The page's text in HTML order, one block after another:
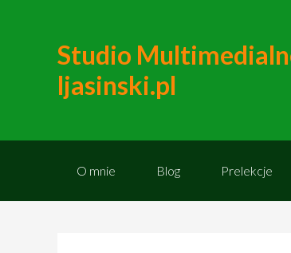
Studio
ljasinski.pl
O mnie Blog Prelekcje